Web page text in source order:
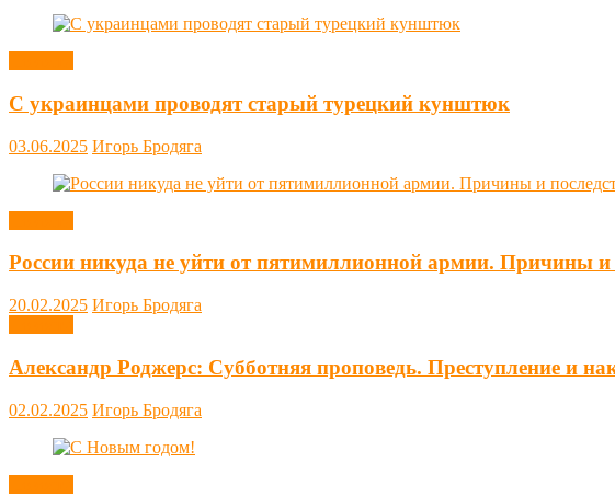
С украинцами проводят старый турецкий кунштюк
03.06.2025 Игорь Бродяга
России никуда не уйти от пятимиллионной армии. Причины и
20.02.2025 Игорь Бродяга
Александр Роджерс: Субботняя проповедь. Преступление и
02.02.2025 Игорь Бродяга